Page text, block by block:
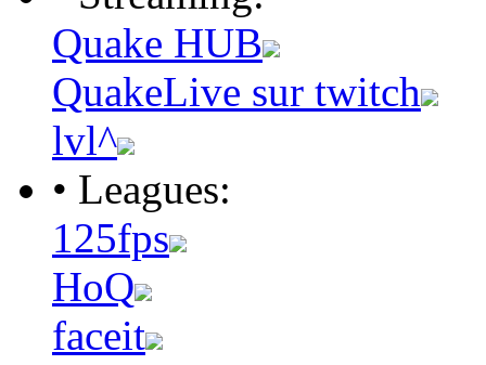
Quake HUB
QuakeLive sur twitch
lvl^
• Leagues:
125fps
HoQ
faceit